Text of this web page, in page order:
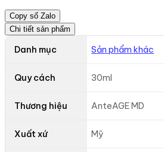
Copy số Zalo
Chi tiết sản phẩm
Danh mục Sản phẩm khác
Quy cách 30ml
Thương hiệu AnteAGE MD
Xuất xứ Mỹ